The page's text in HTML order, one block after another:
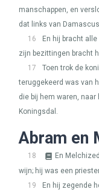
manschappen, en
dat links van
16
En hij bracht
zijn bezittingen bracht
17
Toen trok de
teruggekeerd was van
die bij hem waren,
Koningsdal.
Abram en
18
En
wijn; hij was een
19
En hij zegende